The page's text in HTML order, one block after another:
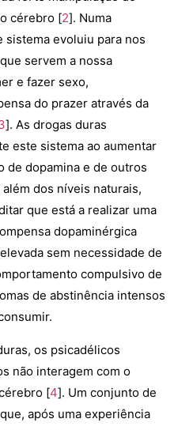
cérebro [2]. Numa
evoluiu para nos
servem a nossa
e fazer sexo,
do prazer através da
]. As drogas duras
este sistema ao aumentar
de dopamina e de outros
dos níveis naturais,
que está a realizar uma
dopaminérgica
sem necessidade de
compulsivo de
de abstinência intensos
os psicadélicos
não interagem com o
[4]. Um conjunto de
após uma experiência